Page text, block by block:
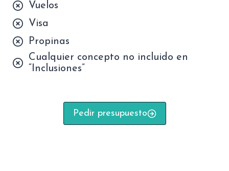
Vuelos
Visa
Propinas
Cualquier concepto no incluido en
“Inclusiones”
Pedir presupuesto